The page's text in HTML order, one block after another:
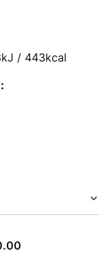
/ 443kcal